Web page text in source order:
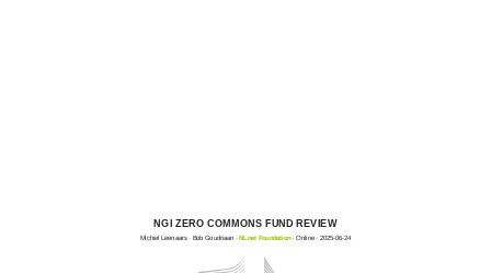
NGI ZERO COMMONS FUND REVIEW
Michiel Leenaars · Bob Goudriaan · NLnet Foundation· Online · 2025-06-24